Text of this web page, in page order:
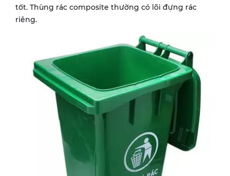
tốt. Thùng rác composite thường có lõi đựng rác
riêng.